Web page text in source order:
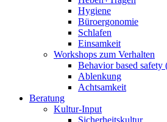
Hygiene
Büroergonomie
Schlafen
Einsamkeit
Workshops zum Verhalten
Behavior based safety
Ablenkung
Achtsamkeit
Beratung
Kultur-Input
Sicherheitskultur